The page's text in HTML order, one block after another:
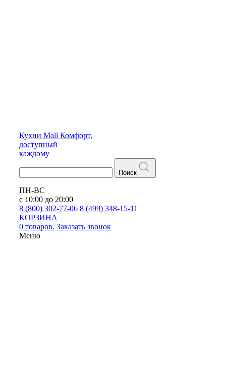
Кухни Mall Комфорт,
доступный
каждому
Поиск
ПН-ВС
с 10:00 до 20:00
8 (800) 302-77-06 8 (499) 348-15-11
КОРЗИНА
0 товаров. Заказать звонок
Меню